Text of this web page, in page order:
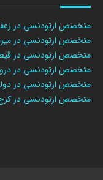
متخصص ارتودنسی در
متخصص ارتودنسی در
متخصص ارتودنسی در
متخصص ارتودنسی در
متخصص ارتودنسی در
متخصص ارتودنسی در